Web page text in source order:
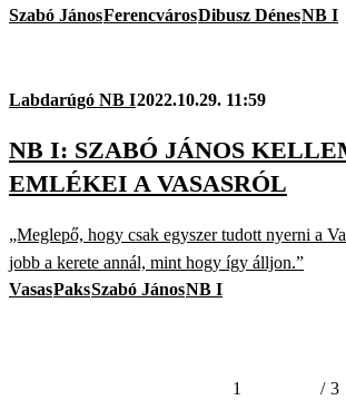
Szabó JánosFerencvárosDibusz DénesNB I
Labdarúgó NB I2022.10.29. 11:59
NB I: SZABÓ JÁNOS
EMLÉKEI A VASASRÓL
„Meglepő, hogy csak egyszer tudott nyerni a
jobb a kerete annál, mint hogy így álljon.”
VasasPaksSzabó JánosNB I
1 / 3